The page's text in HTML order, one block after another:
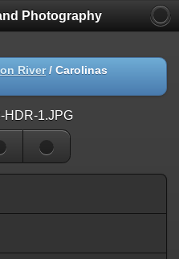
Photography
River/ Carolinas